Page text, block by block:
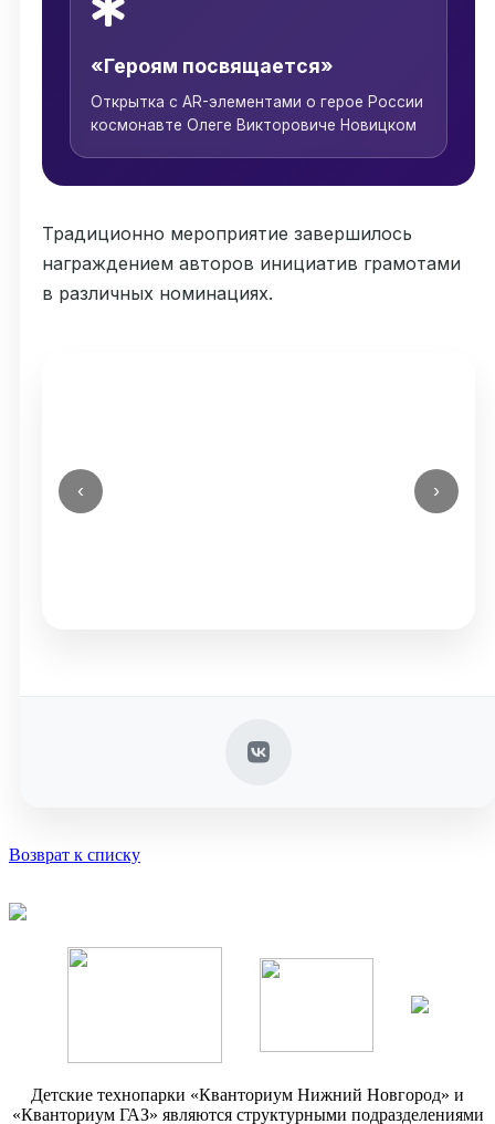
«Героям посвящается»
Открытка с AR-элементами о герое России
космонавте Олеге Викторовиче Новицком
Традиционно мероприятие завершилось
награждением авторов инициатив грамотами
в различных номинациях.
‹ ›
Возврат к списку
Детские технопарки «Кванториум Нижний Новгород» и
«Кванториум ГАЗ» являются структурными подразделениями